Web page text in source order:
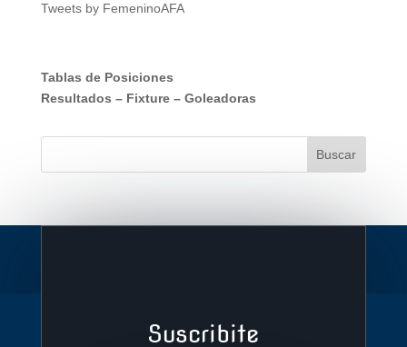
Tweets by FemeninoAFA
Tablas de Posiciones
Resultados – Fixture– Goleadoras
Suscribite